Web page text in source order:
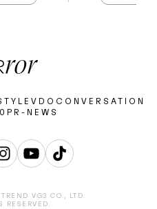
VDO CONVERSATION
PR-NEWS
VG3 CO., LTD.
RESERVED.